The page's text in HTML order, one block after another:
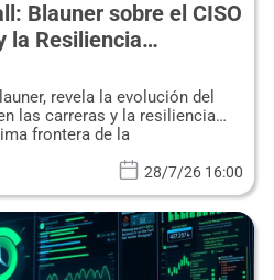
Blauner sobre el CISO
la Resiliencia
revela la evolución del
las carreras y la resiliencia
frontera de la
28/7/26 16:00